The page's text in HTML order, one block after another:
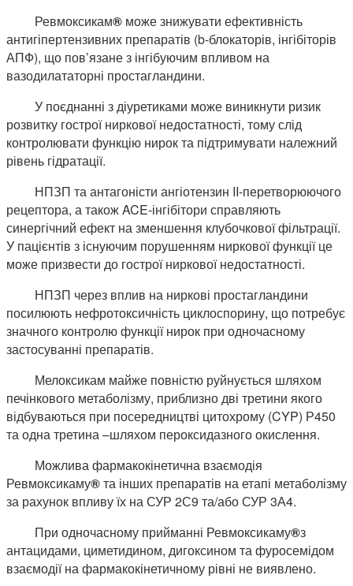
Ревмоксикам® може знижувати ефективність
антигіпертензивних препаратів (b-блокаторів, інгібіторів
АПФ), що пов’язане з інгібуючим впливом на
вазодилататорні простагландини.
У поєднанні з діуретиками може виникнути ризик
розвитку гострої ниркової недостатності, тому слід
контролювати функцію нирок та підтримувати належний
рівень гідратації.
НПЗП та антагоністи ангіотензин II-перетворюючого
рецептора, а також ACE-інгібітори справляють
синергічний ефект на зменшення клубочкової фільтрації.
У пацієнтів з існуючим порушенням ниркової функції це
може призвести до гострої ниркової недостатності.
НПЗП через вплив на ниркові простагландини
посилюють нефротоксичність циклоспорину, що потребує
значного контролю функції нирок при одночасному
застосуванні препаратів.
Мелоксикам майже повністю руйнується шляхом
печінкового метаболізму, приблизно дві третини якого
відбуваються при посередництві цитохрому (CYP) Р450
та одна третина –шляхом пероксидазного окислення.
Можлива фармакокінетична взаємодія
Ревмоксикаму®та інших препаратів на етапі метаболізму
за рахунок впливу їх на СУР 2С9 та/або СУР 3А4.
При одночасному прийманні Ревмоксикаму®з
антацидами, циметидином, дигоксином та фуросемідом
взаємодії на фармакокінетичному рівні не виявлено.